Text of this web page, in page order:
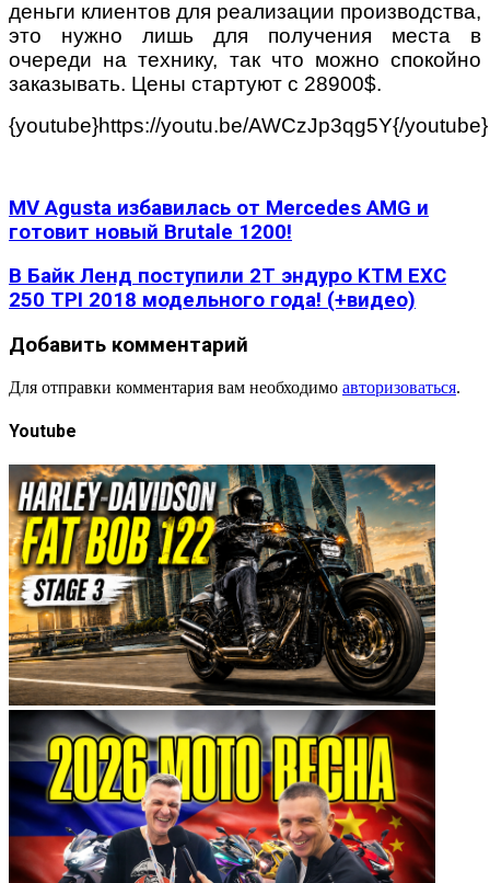
деньги клиентов для реализации производства,
это нужно лишь для получения места в
очереди на технику, так что можно спокойно
заказывать. Цены стартуют с 28900$.
{youtube}https://youtu.be/AWCzJp3qg5Y{/youtube}
MV Agusta избавилась от Mercedes AMG и
готовит новый Brutale 1200!
В Байк Ленд поступили 2Т эндуро KTM EXC
250 TPI 2018 модельного года! (+видео)
Добавить комментарий
Для отправки комментария вам необходимо авторизоваться.
Youtube